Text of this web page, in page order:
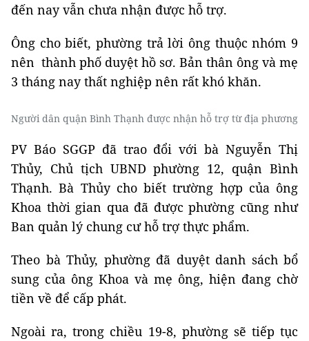
đến nay vẫn chưa nhận được hỗ trợ.
Ông cho biết, phường trả lời ông thuộc nhóm 9
nên thành phố duyệt hồ sơ. Bản thân ông và mẹ
3 tháng nay thất nghiệp nên rất khó khăn.
Người dân quận Bình Thạnh được nhận hỗ trợ từ địa phương
PV Báo SGGP đã trao đổi với bà Nguyễn Thị
Thủy, Chủ tịch UBND phường 12, quận Bình
Thạnh. Bà Thủy cho biết trường hợp của ông
Khoa thời gian qua đã được phường cũng như
Ban quản lý chung cư hỗ trợ thực phẩm.
Theo bà Thủy, phường đã duyệt danh sách bổ
sung của ông Khoa và mẹ ông, hiện đang chờ
tiền về để cấp phát.
Ngoài ra, trong chiều 19-8, phường sẽ tiếp tục